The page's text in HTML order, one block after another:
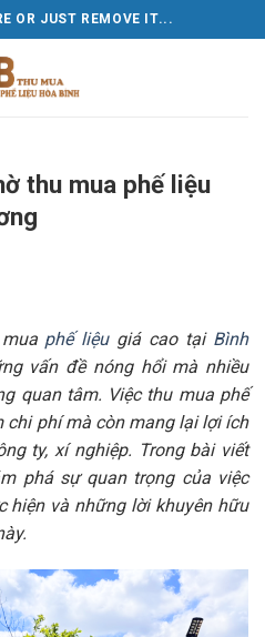
OR JUST REMOVE IT...
thu mua phế liệu
phế liệugiá cao tại Bình
vấn đề nóng hổi mà nhiều
quan tâm. Việc thu mua phế
chi phí mà còn mang lại lợi ích
ty, xí nghiệp. Trong bài viết
phá sự quan trọng của việc
hiện và những lời khuyên hữu